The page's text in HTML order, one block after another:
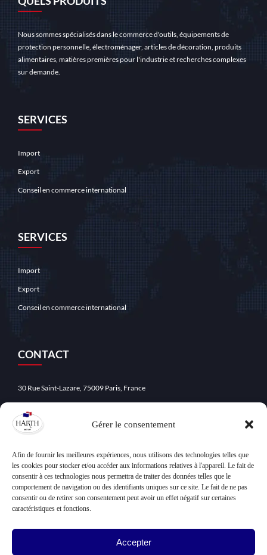
Gérer le consentement
Afin de fournir les meilleures expériences, nous utilisons des technologies telles que
les cookies pour stocker et/ou accéder aux informations relatives à l'appareil. Le fait de
consentir à ces technologies nous permettra de traiter des données telles que le
comportement de navigation ou des identifiants uniques sur ce site. Le fait de ne pas
consentir ou de retirer son consentement peut avoir un effet négatif sur certaines
caractéristiques et fonctions.
Accepter
Nous sommes spécialisés dans le commerce d'outils, équipements de
protection personnelle, électroménager, articles de décoration, produits
alimentaires, matières premières pour l'industrie et recherches complexes
sur demande.
SERVICES
Import
Export
Conseil en commerce international
SERVICES
Import
Export
Conseil en commerce international
CONTACT
30 Rue Saint-Lazare, 75009 Paris, France
CONTACT
30 Rue Saint-Lazare, 75009 Paris, France